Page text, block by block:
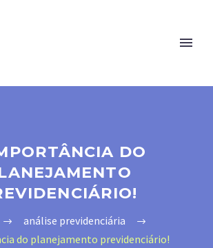
DO
análise previdenciária
do planejamento previdenciário!